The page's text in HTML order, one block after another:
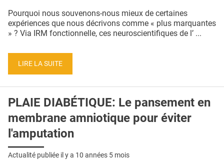
Pourquoi nous souvenons-nous mieux de certaines
expériences que nous décrivons comme « plus marquantes
» ? Via IRM fonctionnelle, ces neuroscientifiques de l’ ...
LIRE LA SUITE
PLAIE DIABÉTIQUE: Le pansement en
membrane amniotique pour éviter
l'amputation
Actualité publiée il y a 10 années 5 mois